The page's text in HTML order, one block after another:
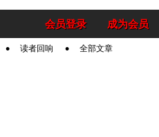
成为会员
会员登录
读者回响 全部文章